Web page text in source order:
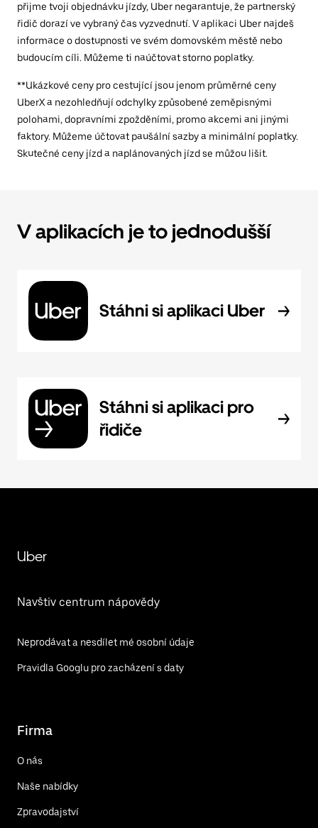
přijme tvoji objednávku jízdy, Uber negarantuje, že partnerský
řidič dorazí ve vybraný čas vyzvednutí. V aplikaci Uber najdeš
informace o dostupnosti ve svém domovském městě nebo
budoucím cíli. Můžeme ti naúčtovat storno poplatky.
**Ukázkové ceny pro cestující jsou jenom průměrné ceny
UberX a nezohledňují odchylky způsobené zeměpisnými
polohami, dopravními zpožděními, promo akcemi ani jinými
faktory. Můžeme účtovat paušální sazby a minimální poplatky.
Skutečné ceny jízd a naplánovaných jízd se můžou lišit.
V aplikacích je to jednodušší
Stáhni si aplikaci Uber
Stáhni si aplikaci pro
řidiče
Uber
Navštiv centrum nápovědy
Neprodávat a nesdílet mé osobní údaje
Pravidla Googlu pro zacházení s daty
Firma
O nás
Naše nabídky
Zpravodajství